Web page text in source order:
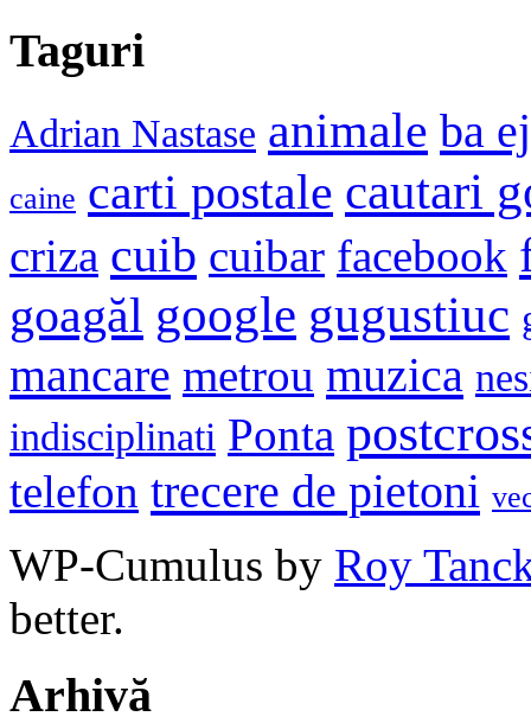
Taguri
Adrian Nastase animale ba
caine carti postale cautari
criza cuib cuibar facebook
goagăl google gugustiuc
mancare metrou muzica
indisciplinati Ponta
telefon trecere de pietoni
WP-Cumulus by Roy
better.
Arhivă